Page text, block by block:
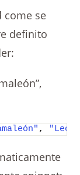
come se
definito
,